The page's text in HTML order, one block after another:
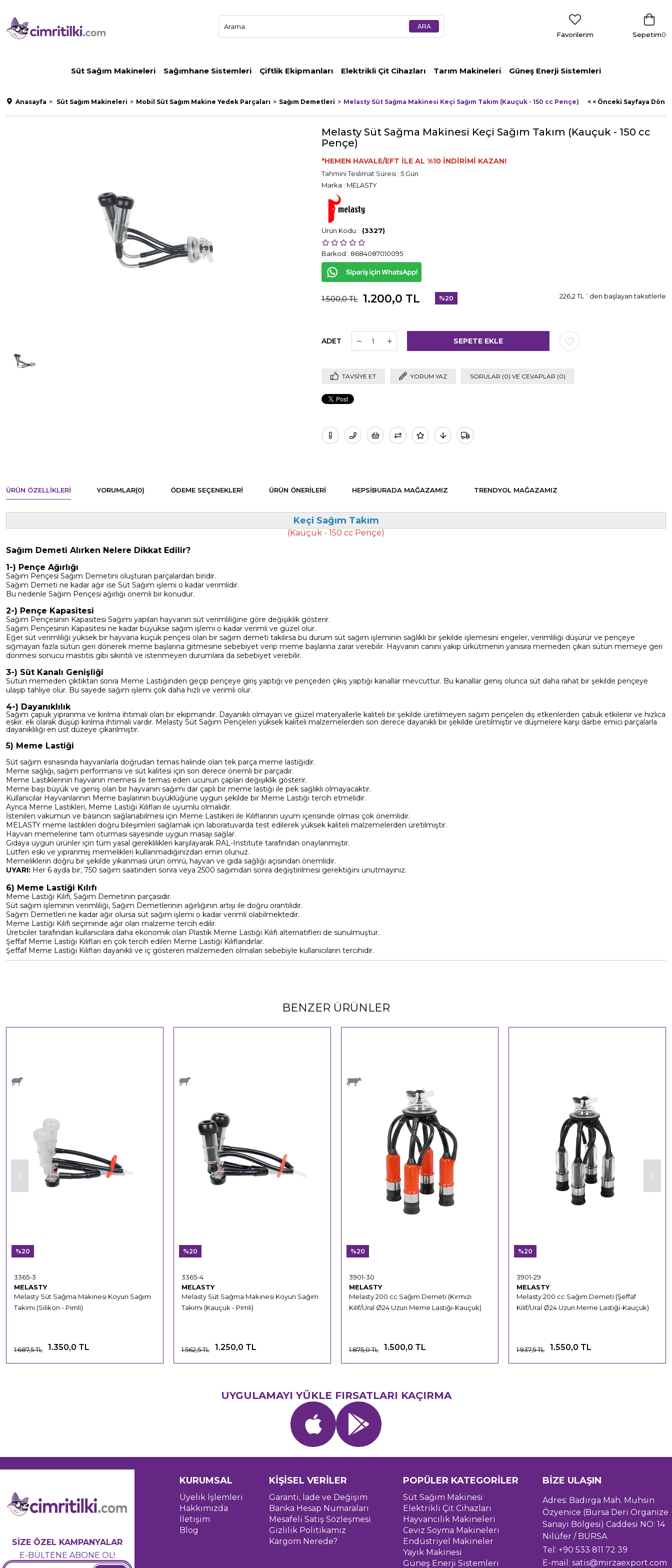
Sepetim0
Favorilerim
Süt Sağım Makineleri Sağımhane Sistemleri Çiftlik Ekipmanları Elektrikli Çit Cihazları Tarım Makineleri Güneş Enerji Sistemleri
Anasayfa Süt Sağım Makineleri Mobil Süt Sağım Makine Yedek Parçaları Sağım Demetleri Melasty Süt Sağma Makinesi Keçi Sağım Takım (Kauçuk - 150 cc Pençe) < < Önceki Sayfaya Dön
Melasty Süt Sağma Makinesi Keçi Sağım Takım (Kauçuk - 150 cc
Pençe)
*HEMEN HAVALE/EFT İLE AL %10 İNDİRİMİ KAZAN!
Tahmini Teslimat Süresi : 5 Gün
Marka : MELASTY
(3327)
Barkod : 8684087010095
1.500,0 TL 1.200,0 TL %20
226,2 TL `den başlayan taksitlerle
ADET
TAVSIYE ET YORUM YAZ SORULAR (0) VE CEVAPLAR (0)
ÜRÜN ÖZELLIKLERI YORUMLAR(0) ÖDEME SEÇENEKLERI ÜRÜN ÖNERILERI HEPSIBURADA MAĞAZAMIZ TRENDYOL MAĞAZAMIZ
Keçi Sağım Takım
(Kauçuk - 150 cc Pençe)
Sağım Demeti Alırken Nelere Dikkat Edilir?
1-) Pençe Ağırlığı
Sağım Pençesi Sağım Demetini oluşturan parçalardan biridir.
Sağım Demeti ne kadar ağır ise Süt Sağım işlemi o kadar verimlidir.
Bu nedenle Sağım Pençesi ağırlığı önemli bir konudur.
2-) Pençe Kapasitesi
Sağım Pençesinin Kapasitesi Sağımı yapılan hayvanın süt verimliliğine göre değişiklik gösterir.
Sağım Pençesinin Kapasitesi ne kadar büyükse sağım işlemi o kadar verimli ve güzel olur.
Eğer süt verimliliği yüksek bir hayvana küçük pençesi olan bir sağım demeti takılırsa bu durum süt sağım işleminin sağlıklı bir şekilde işlemesini engeler, verimliliği düşürür ve pençeye
sığmayan fazla sütün geri dönerek meme başlarına gitmesine sebebiyet verip meme başlarına zarar verebilir. Hayvanın canını yakıp ürkütmenin yanısıra memeden çıkan sütün memeye geri
dönmesi sonucu mastitis gibi sıkıntılı ve istenmeyen durumlara da sebebiyet verebilir.
3-) Süt Kanalı Genişliği
Sütün memeden çıktıktan sonra Meme Lastiğinden geçip pençeye giriş yaptığı ve pençeden çıkış yaptığı kanallar mevcuttur. Bu kanallar geniş olunca süt daha rahat bir şekilde pençeye
ulaşıp tahliye olur. Bu sayede sağım işlemi çok daha hızlı ve verimli olur.
4-) Dayanıklılık
Sağım çapuk yıpranma ve kırılma ihtimali olan bir ekipmandır. Dayanıklı olmayan ve güzel materyallerle kaliteli bir şekilde üretilmeyen sağım pençeleri dış etkenlerden çabuk etkilenir ve hızlıca
eskir. ek olarak düşüp kırılma ihtimali vardır. Melasty Süt Sağım Pençeleri yüksek kaliteli malzemelerden son derece dayanıklı bir şekilde üretilmiştir ve düşmelere karşı darbe emici parçalarla
dayanıklılığı en üst düzeye çıkarılmıştır.
5) Meme Lastiği
Süt sağım esnasında hayvanlarla doğrudan temas halinde olan tek parça meme lastiğidir.
Meme sağlığı, sağım performansı ve süt kalitesi için son derece önemli bir parçadır.
Meme Lastiklerinin hayvanın memesi ile temas eden ucunun çapları değişiklik gösterir.
Meme başı büyük ve geniş olan bir hayvanın sağımı dar çaplı bir meme lastiği ile pek sağlıklı olmayacaktır.
Kullanıcılar Hayvanlarının Meme başlarının büyüklüğüne uygun şekilde bir Meme Lastiği tercih etmelidir.
Ayrıca Meme Lastikleri, Meme Lastiği Kılıfları ile uyumlu olmalıdır.
İstenilen vakumun ve basıncın sağlanabilmesi için Meme Lastikeri ile Kılıflarının uyum içerisinde olması çok önemlidir.
MELASTY meme lastikleri doğru bileşimleri sağlamak için laboratuvarda test edilerek yüksek kaliteli malzemelerden üretilmiştir.
Hayvan memelerine tam oturması sayesinde uygun masajı sağlar.
Gıdaya uygun ürünler için tüm yasal gereklilikleri karşılayarak RAL-Institute tarafından onaylanmıştır.
Lütfen eski ve yıpranmış memelikleri kullanmadığınızdan emin olunuz.
Memeliklerin doğru bir şekilde yıkanması ürün ömrü, hayvan ve gıda sağlığı açısından önemlidir.
UYARI: Her 6 ayda bir, 750 sağım saatinden sonra veya 2500 sağımdan sonra değiştirilmesi gerektiğini unutmayınız.
6) Meme Lastiği Kılıfı
Meme Lastiği Kılıfı, Sağım Demetinin parçasıdır.
Süt sağım işleminin verimliliği, Sağım Demetlerinin ağırlığının artışı ile doğru orantılıdır.
Sağım Demetleri ne kadar ağır olursa süt sağım işlemi o kadar verimli olabilmektedir.
Meme Lastiği Kılıfı seçiminde ağır olan malzeme tercih edilir.
Üreticiler tarafından kullanıcılara daha ekonomik olan Plastik Meme Lastiği Kılıfı alternatifleri de sunulmuştur.
Şeffaf Meme Lastiği Kılıfları en çok tercih edilen Meme Lastiği Kılıflarıdırlar.
Şeffaf Meme Lastiği Kılıfları dayanıklı ve iç gösteren malzemeden olmaları sebebiyle kullanıcıların tercihidir.
BENZER ÜRÜNLER
MELASTY
Melasty Süt Sağma Makinesi Koyun Sağım
Takımı (Silikon - Pimli)
3365-3
1.350,0 TL
1.687,5 TL
%20
MELASTY
Melasty Süt Sağma Makinesi Koyun Sağım
Takımı (Kauçuk - Pimli)
3365-4
1.250,0 TL
1.562,5 TL
%20
MELASTY
Melasty 200 cc Sağım Demeti (Kırmızı
Kılıf/Ural Ø24 Uzun Meme Lastiği-Kauçuk)
3901-30
1.500,0 TL
1.875,0 TL
%20
MELASTY
Melasty 200 cc Sağım Demeti (Şeffaf
Kılıf/Ural Ø24 Uzun Meme Lastiği-Kauçuk)
3901-29
1.550,0 TL
1.937,5 TL
%20
UYGULAMAYI YÜKLE FIRSATLARI KAÇIRMA
SİZE ÖZEL KAMPANYALAR
E-BÜLTENE ABONE OL!
KURUMSAL
Üyelik İşlemleri
Hakkımızda
İletişim
Blog
KİŞİSEL VERİLER
Garanti, İade ve Değişim
Banka Hesap Numaraları
Mesafeli Satış Sözleşmesi
Gizlilik Politikamız
Kargom Nerede?
POPÜLER KATEGORİLER
Süt Sağım Makinesi
Elektrikli Çit Cihazları
Hayvancılık Makineleri
Ceviz Soyma Makineleri
Endüstriyel Makineler
Yayık Makinesi
Güneş Enerji Sistemleri
BİZE ULAŞIN
Adres: Badırga Mah. Muhsin
Özyenice (Bursa Deri Organize
Sanayi Bölgesi) Caddesi NO: 14
Nilüfer / BURSA
Tel: +90 533 811 72 39
E-mail:satis@mirzaexport.com